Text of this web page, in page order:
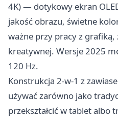
4K) — dotykowy ekran
jakość obrazu, świetne
ważne przy pracy z
kreatywnej. Wersje 2025
120 Hz.
Konstrukcja 2-w-1 z
używać zarówno jako
przekształcić w tablet albo